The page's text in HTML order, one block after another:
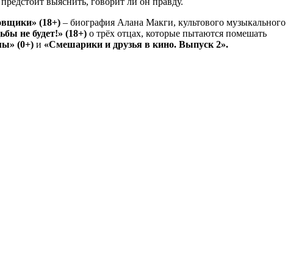
(18+) – биография Алана Макги, культового музыкального
не будет!» (18+) о трёх отцах, которые пытаются помешать
(0+) и «Смешарики и друзья в кино. Выпуск 2».